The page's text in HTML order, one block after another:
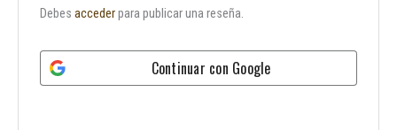
Debesaccederpara publicar una reseña.
Continuar con Google